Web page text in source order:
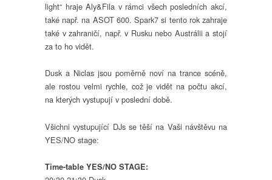
light“ hraje Aly&Fila v rámci všech posledních akcí,
také např. na ASOT 600. Spark7 si tento rok zahraje
také v zahraničí, např. v Rusku nebo Austrálii a stojí
za to ho vidět.
Dusk a Niclas jsou poměrně noví na trance scéně,
ale rostou velmi rychle, což je vidět na počtu akcí,
na kterých vystupují v poslední době.
Všichni vystupující DJs se těší na Vaši návštěvu na
YES/NO stage:
Time-table YES/NO STAGE: